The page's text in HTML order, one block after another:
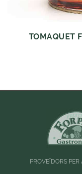
TOMAQUET
PROVEÏDORS